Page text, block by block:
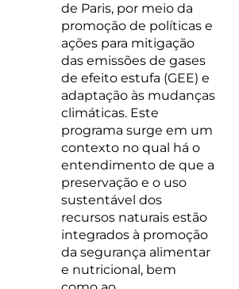
de Paris, por meio da
promoção de políticas e
ações para mitigação
das emissões de gases
de efeito estufa (GEE) e
adaptação às mudanças
climáticas. Este
programa surge em um
contexto no qual há o
entendimento de que a
preservação e o uso
sustentável dos
recursos naturais estão
integrados à promoção
da segurança alimentar
e nutricional, bem